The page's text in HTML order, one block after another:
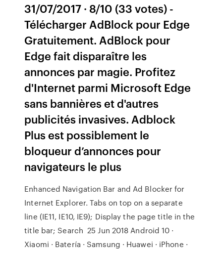
31/07/2017 · 8/10 (33 votes) -
Télécharger AdBlock pour Edge
Gratuitement. AdBlock pour
Edge fait disparaître les
annonces par magie. Profitez
d'Internet parmi Microsoft Edge
sans bannières et d'autres
publicités invasives. Adblock
Plus est possiblement le
bloqueur d’annonces pour
navigateurs le plus
Enhanced Navigation Bar and Ad Blocker for
Internet Explorer. Tabs on top on a separate
line (IE11, IE10, IE9); Display the page title in the
title bar; Search 25 Jun 2018 Android 10 ·
Xiaomi · Batería · Samsung · Huawei · iPhone ·